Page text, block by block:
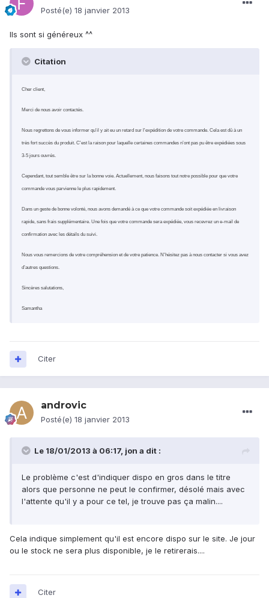
Posté(e) 18 janvier 2013
Ils sont si généreux ^^
Citation
Cher client,
Merci de nous avoir contactés.
Nous regrettons de vous informer qu'il y ait eu un retard sur l'expédition de votre commande. Cela est dû à un
très fort succès du produit. C'est la raison pour laquelle certaines commandes n’ont pas pu être expédiées sous
3-5 jours ouvrés.
Cependant, tout semble être sur la bonne voie. Actuellement, nous faisons tout notre possible pour que votre
commande vous parvienne le plus rapidement.
Dans un geste de bonne volonté, nous avons demandé à ce que votre commande soit expédiée en livraison
rapide, sans frais supplémentaire. Une fois que votre commande sera expédiée, vous recevrez un e-mail de
confirmation avec les détails du suivi.
Nous vous remercions de votre compréhension et de votre patience. N'hésitez pas à nous contacter si vous avez
d’autres questions.
Sincères salutations,
Samantha
Citer
androvic
Posté(e) 18 janvier 2013
Le 18/01/2013 à 06:17, jon a dit :
Le problème c'est d'indiquer dispo en gros dans le titre
alors que personne ne peut le confirmer, désolé mais avec
l'attente qu'il y a pour ce tel, je trouve pas ça malin....
Cela indique simplement qu'il est encore dispo sur le site. Je jour
ou le stock ne sera plus disponible, je le retirerais....
Citer